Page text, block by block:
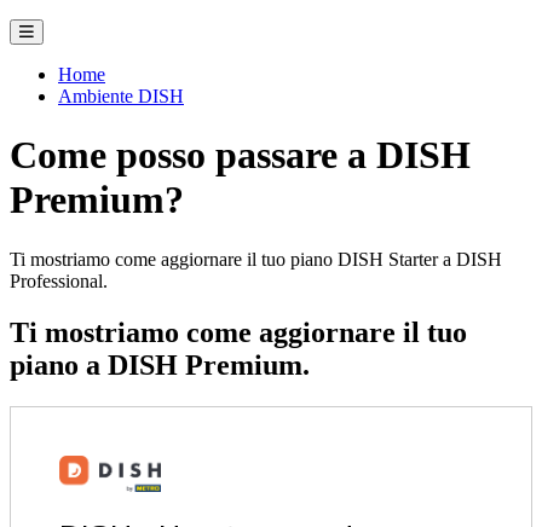
Home
Ambiente DISH
Come posso passare a DISH
Premium?
Ti mostriamo come aggiornare il tuo piano DISH Starter a DISH
Professional.
Ti mostriamo come aggiornare il tuo
piano a DISH Premium.